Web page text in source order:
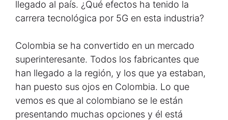
llegado al país. ¿Qué efectos ha tenido la
carrera tecnológica por 5G en esta industria?
Colombia se ha convertido en un mercado
superinteresante. Todos los fabricantes que
han llegado a la región, y los que ya estaban,
han puesto sus ojos en Colombia. Lo que
vemos es que al colombiano se le están
presentando muchas opciones y él está